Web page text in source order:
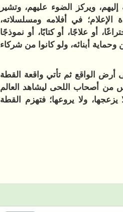
ويركز الضوء عليهم، وتشير
الإعلام؛ في أفلامه ومسلسلاته،
أو علاجًا، أو كتابًا، أو نموذجًا
أبنائه، ولو كانوا من شركاء
أرض الواقع ثم تأتي واقعة القطة
من أصحاب اللحى ليشاهد العالم
ولا يروعها؛ فتهزم القطة